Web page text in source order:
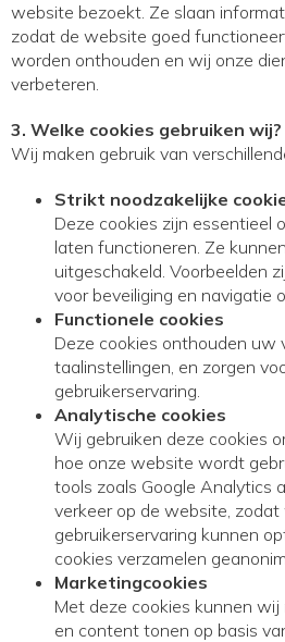
website bezoekt. Ze slaan
zodat de website goed
worden onthouden en wij onze
verbeteren.
3. Welke cookies gebruiken wij?
Wij maken gebruik van
Strikt noodzakelijke
Deze cookies zijn essentieel
laten functioneren. Ze
uitgeschakeld. Voorbeelden
voor beveiliging en navigatie
Functionele cookies
Deze cookies onthouden uw
taalinstellingen, en zorgen
gebruikerservaring.
Analytische cookies
Wij gebruiken deze cookies
hoe onze website wordt
tools zoals Google Analytics
verkeer op de website, zodat
gebruikerservaring kunnen
cookies verzamelen
Marketingcookies
Met deze cookies kunnen
en content tonen op basis